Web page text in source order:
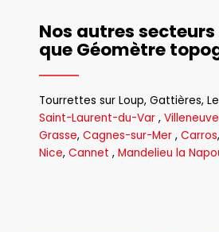
Nos autres
que Géomètre
Tourrettes sur Loup, Gattières,
Saint-Laurent-du-Var ,
Grasse, Cagnes-sur-Mer , Carros,
Nice, Cannet , Mandelieu la